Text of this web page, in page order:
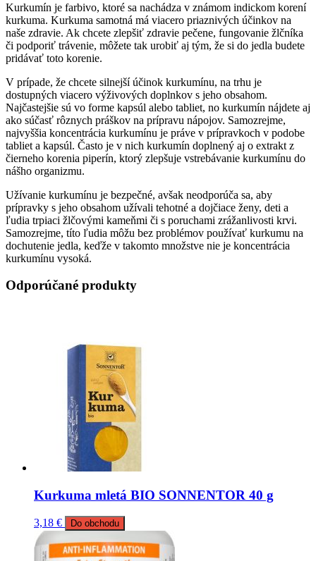
Kurkumín je farbivo, ktoré sa nachádza v známom indickom korení
kurkuma. Kurkuma samotná má viacero priaznivých účinkov na
naše zdravie. Ak chcete zlepšiť zdravie pečene, fungovanie žlčníka
či podporiť trávenie, môžete tak urobiť aj tým, že si do jedla budete
pridávať toto korenie.
V prípade, že chcete silnejší účinok kurkumínu, na trhu je
dostupných viacero výživových doplnkov s jeho obsahom.
Najčastejšie sú vo forme kapsúl alebo tabliet, no kurkumín nájdete aj
ako súčasť rôznych práškov na prípravu nápojov. Samozrejme,
najvyššia koncentrácia kurkumínu je práve v prípravkoch v podobe
tabliet a kapsúl. Často je v nich kurkumín doplnený aj o extrakt z
čierneho korenia piperín, ktorý zlepšuje vstrebávanie kurkumínu do
nášho organizmu.
Užívanie kurkumínu je bezpečné, avšak neodporúča sa, aby
prípravky s jeho obsahom užívali tehotné a dojčiace ženy, deti a
ľudia trpiaci žlčovými kameňmi či s poruchami zrážanlivosti krvi.
Samozrejme, títo ľudia môžu bez problémov používať kurkumu na
dochutenie jedla, keďže v takomto množstve nie je koncentrácia
kurkumínu vysoká.
Odporúčané produkty
Kurkuma mletá BIO SONNENTOR 40 g
3,18 € Do obchodu